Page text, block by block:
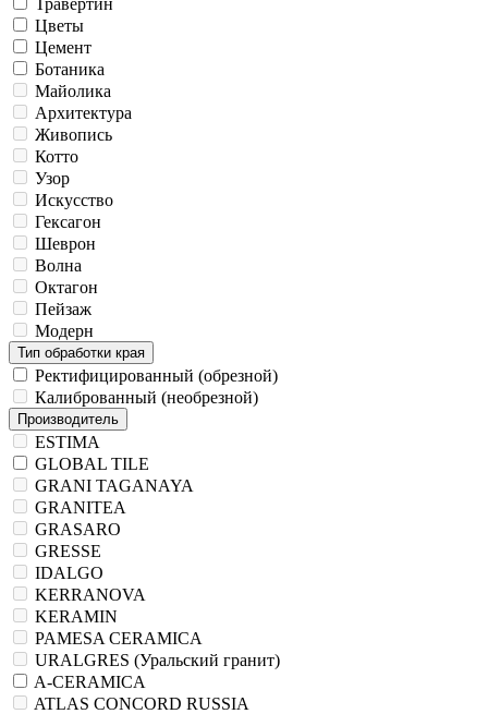
Цветы
Цемент
Ботаника
Майолика
Архитектура
Живопись
Котто
Узор
Искусство
Гексагон
Шеврон
Волна
Октагон
Пейзаж
Модерн
Тип обработки края
Ректифицированный (обрезной)
Калиброванный (необрезной)
Производитель
ESTIMA
GLOBAL TILE
GRANI TAGANAYA
GRANITEA
GRASARO
GRESSE
IDALGO
KERRANOVA
KERAMIN
PAMESA CERAMICA
URALGRES (Уральский гранит)
A-CERAMICA
ATLAS CONCORD RUSSIA